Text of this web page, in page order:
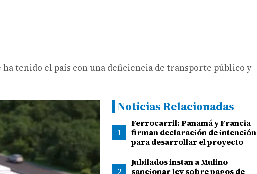
tenido el país con una deficiencia de transporte público y
Noticias Relacionadas
1
Ferrocarril: Panamá y Francia
firman declaración de intención
para desarrollar el proyecto
2
Jubilados instan a Mulino
sancionar ley sobre pagos de